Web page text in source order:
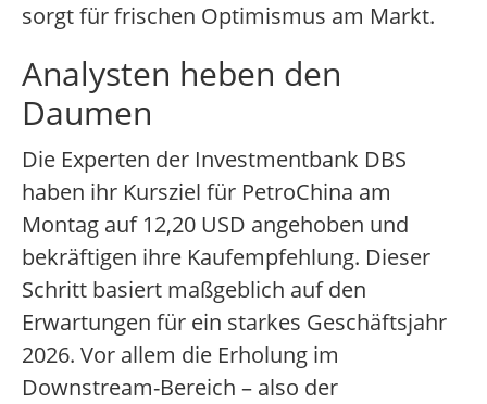
sorgt für frischen Optimismus am Markt.
Analysten heben den
Daumen
Die Experten der Investmentbank DBS
haben ihr Kursziel für PetroChina am
Montag auf 12,20 USD angehoben und
bekräftigen ihre Kaufempfehlung. Dieser
Schritt basiert maßgeblich auf den
Erwartungen für ein starkes Geschäftsjahr
2026. Vor allem die Erholung im
Downstream-Bereich – also der